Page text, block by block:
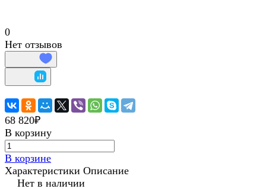
0
Нет отзывов
68 820₽
В корзину
В корзине
Характеристики Описание
Нет в наличии